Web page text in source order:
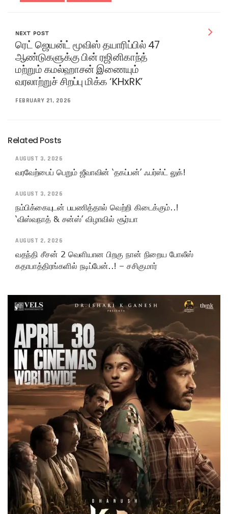
NEXT POST
ரெட் ஜெயன்ட் மூவிஸ் தயாரிப்பில் 47
ஆண்டுகளுக்கு பின் ரஜினிகாந்த்
மற்றும் கமல்ஹாசன் இணையும்
வரலாற்றுச் சிறப்பு மிக்க ‘KHxRK’
FEBRUARY 21, 2026
Related Posts
AUGUST 3, 2026
வரவேற்பைப் பெறும் ஜீவாவின் ‘தகப்பன்’ ஃபர்ஸ்ட் லுக்!
AUGUST 3, 2026
நம்பிக்கையுடன் பயணித்தால் வெற்றி கிடைக்கும்..!
‘விஸ்வநாத் & சன்ஸ்’ விழாவில் சூர்யா
AUGUST 2, 2026
வதந்தி சீசன் 2 வெளியான பிறகு நான் நிறைய போலீஸ்
கதாபாத்திரங்களில் நடிப்பேன்..! – சசிகுமார்